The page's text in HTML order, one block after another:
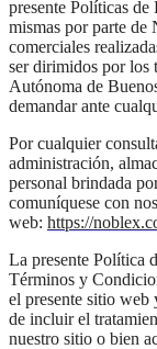
presente Políticas
mismas por parte de
comerciales
ser dirimidos por los
Autónoma de
demandar ante
Por cualquier
administración,
personal brindada
comuníquese con
web: https://
La presente Política
Términos y
el presente sitio web
de incluir el
nuestro sitio o bien